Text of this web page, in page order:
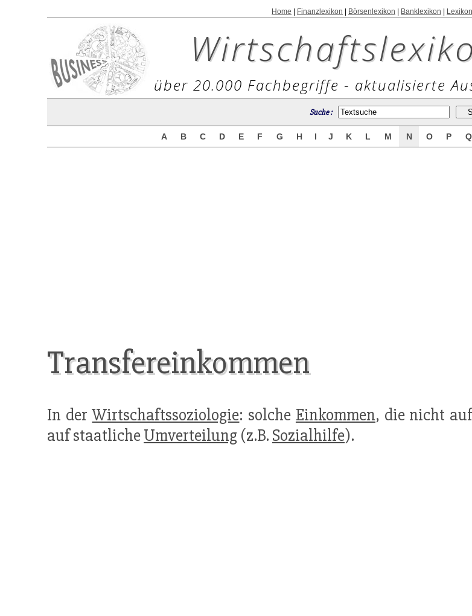
Home Finanzlexikon Börsenlexikon Banklexikon
über 20.000 Fachbegriffe - aktualisierte
Suche :
A B C D E F G H I J K L M N O P Q
Transfereinkommen
In derWirtschaftssoziologie: solche Einkommen, die nicht
auf staatlicheUmverteilung (z.B. Sozialhilfe).